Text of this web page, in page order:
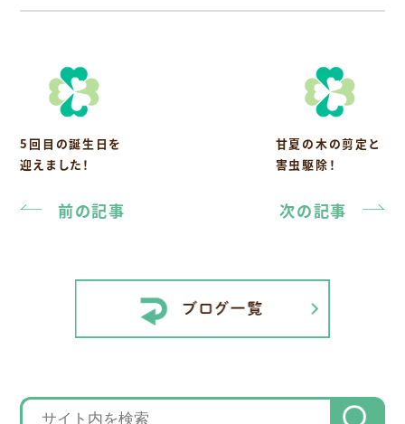
5回目の誕生日を
迎えました！
前の記事
甘夏の木の剪定と
害虫駆除！
次の記事